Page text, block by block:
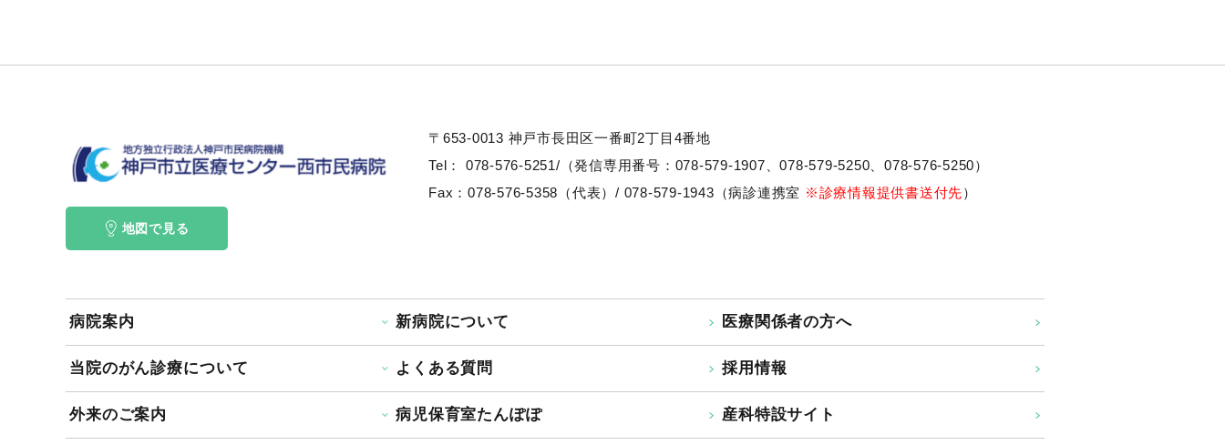
〒653-0013 神戸市長田区一番町2丁目4番地
Tel：
078-576-5251/（発信専用番号：078-579-1907、078-579-5250、 078-576-5250）
Fax：078-576-5358（代表）/ 078-579-1943（病診連携室 ※診療情報提供書送付先）
地図で見る
病院案内
当院のがん診療について
外来のご案内
新病院について
よくある質問
病児保育室たんぽぽ
医療関係者の方へ
採用情報
産科特設サイト